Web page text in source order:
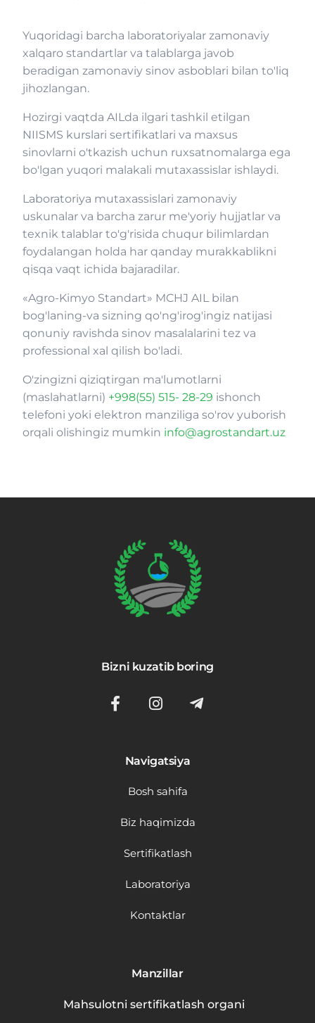
Yuqoridagi barcha laboratoriyalar zamonaviy
xalqaro standartlar va talablarga javob
beradigan zamonaviy sinov asboblari bilan to'liq
jihozlangan.
Hozirgi vaqtda AILda ilgari tashkil etilgan
NIISMS kurslari sertifikatlari va maxsus
sinovlarni o'tkazish uchun ruxsatnomalarga ega
bo'lgan yuqori malakali mutaxassislar ishlaydi.
Laboratoriya mutaxassislari zamonaviy
uskunalar va barcha zarur me'yoriy hujjatlar va
texnik talablar to'g'risida chuqur bilimlardan
foydalangan holda har qanday murakkablikni
qisqa vaqt ichida bajaradilar.
«Agro-Kimyo Standart» MCHJ AIL bilan
bog'laning-va sizning qo'ng'irog'ingiz natijasi
qonuniy ravishda sinov masalalarini tez va
professional xal qilish bo'ladi.
O'zingizni qiziqtirgan ma'lumotlarni
(maslahatlarni) +998(55) 515- 28-29 ishonch
telefoni yoki elektron manziliga so'rov yuborish
orqali olishingiz mumkin info@agrostandart.uz
Bizni kuzatib boring
Navigatsiya
Bosh sahifa
Biz haqimizda
Sertifikatlash
Laboratoriya
Kontaktlar
Manzillar
Mahsulotni sertifikatlash organi